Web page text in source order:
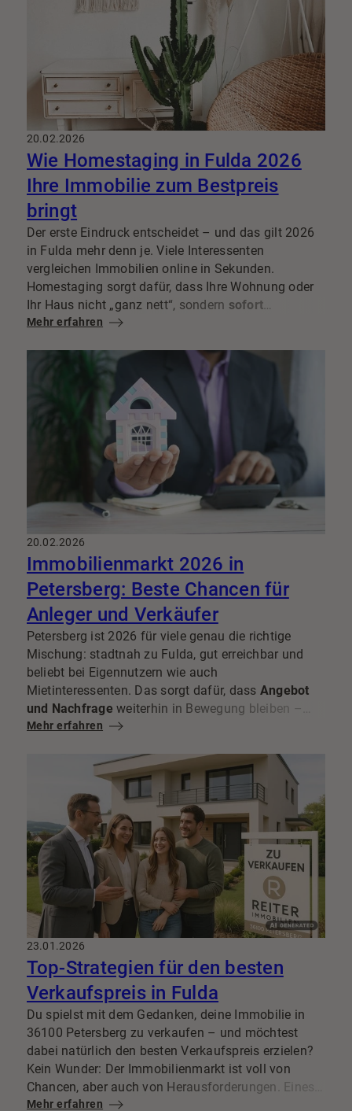
20.02.2026
Wie Homestaging in Fulda 2026
Ihre Immobilie zum Bestpreis
bringt
Der erste Eindruck entscheidet – und das gilt 2026
in Fulda mehr denn je. Viele Interessenten
vergleichen Immobilien online in Sekunden.
Homestaging sorgt dafür, dass Ihre Wohnung oder
Ihr Haus nicht „ganz nett“, sondern sofort
begehrlichwirkt: mit klarer Raumidee, passenden
wohnen sieht.
Mehr erfahren
20.02.2026
Immobilienmarkt 2026 in
Petersberg: Beste Chancen für
Anleger und Verkäufer
Petersberg ist 2026 für viele genau die richtige
Mischung: stadtnah zu Fulda, gut erreichbar und
beliebt bei Eigennutzern wie auch
Mietinteressenten. Das sorgt dafür, dass Angebot
und Nachfrage weiterhin in Bewegung bleiben –
und damit für Chancen, wenn Timing und Strategie
Mehr erfahren
23.01.2026
Top-Strategien für den besten
Verkaufspreis in Fulda
Du spielst mit dem Gedanken, deine Immobilie in
36100 Petersberg zu verkaufen – und möchtest
dabei natürlich den besten Verkaufspreis erzielen?
Kein Wunder: Der Immobilienmarkt ist voll von
Chancen, aber auch von Herausforderungen. Eines
steht fest: Mit einer klugen Strategie und
Mehr erfahren